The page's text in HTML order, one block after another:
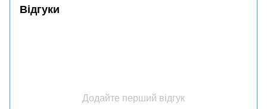
Відгуки
Додайте перший відгук